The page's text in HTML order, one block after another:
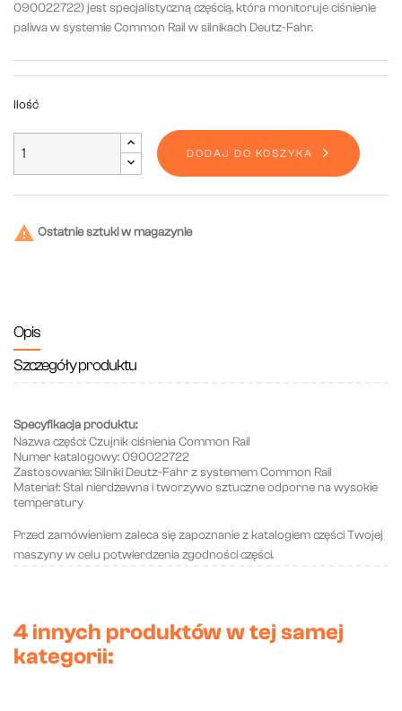
090022722) jest specjalistyczną częścią, która monitoruje ciśnienie
paliwa w systemie Common Rail w silnikach Deutz-Fahr.
Ilość
DODAJ DO KOSZYKA
 Ostatnie sztuki w magazynie
Opis
Szczegóły produktu
Specyfikacja produktu:
Nazwa części:Czujnik ciśnienia Common Rail
Numer katalogowy:090022722
Zastosowanie:Silniki Deutz-Fahr z systemem Common Rail
Materiał:Stal nierdzewna i tworzywo sztuczne odporne na wysokie
temperatury
Przed zamówieniem zaleca się zapoznanie z katalogiem części Twojej
maszyny w celu potwierdzenia zgodności części.
4 innych produktów w tej samej
kategorii: